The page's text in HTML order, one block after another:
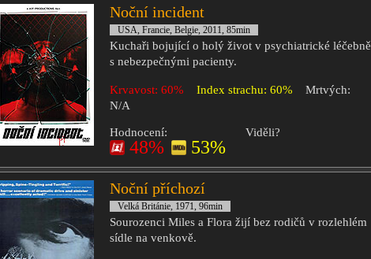
Noční incident
USA, Francie, Belgie, 2011, 85min
Kuchaři bojující o holý život v psychiatrické léčebně
s nebezpečnými pacienty.
Krvavost: 60% Index strachu: 60%
Mrtvých:
N/A
Hodnocení:
48% 53%
Viděli?
Noční příchozí
Velká Británie, 1971, 96min
Sourozenci Miles a Flora žijí bez rodičů v rozlehlém
sídle na venkově.